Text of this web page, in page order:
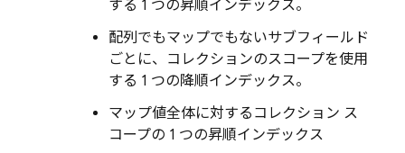
する 1 つの昇順インデックス。
配列でもマップでもないサブフィールド
ごとに、コレクションのスコープを使用
する 1 つの降順インデックス。
マップ値全体に対するコレクション ス
コープの 1 つの昇順インデックス